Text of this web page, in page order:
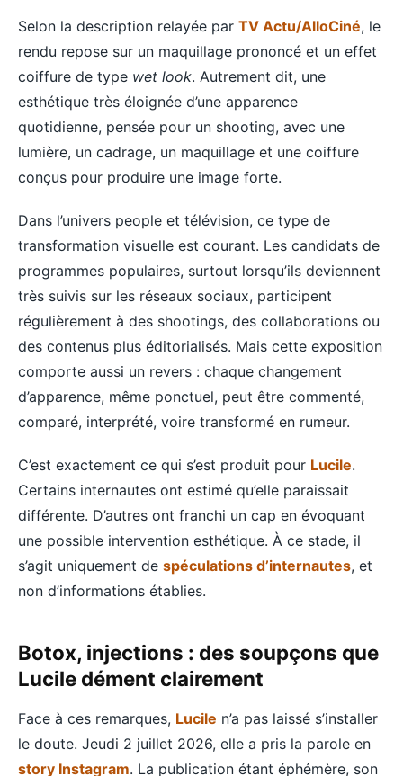
Selon la description relayée par TV Actu/AlloCiné, le
rendu repose sur un maquillage prononcé et un effet
coiffure de type wet look. Autrement dit, une
esthétique très éloignée d’une apparence
quotidienne, pensée pour un shooting, avec une
lumière, un cadrage, un maquillage et une coiffure
conçus pour produire une image forte.
Dans l’univers people et télévision, ce type de
transformation visuelle est courant. Les candidats de
programmes populaires, surtout lorsqu’ils deviennent
très suivis sur les réseaux sociaux, participent
régulièrement à des shootings, des collaborations ou
des contenus plus éditorialisés. Mais cette exposition
comporte aussi un revers : chaque changement
d’apparence, même ponctuel, peut être commenté,
comparé, interprété, voire transformé en rumeur.
C’est exactement ce qui s’est produit pour Lucile.
Certains internautes ont estimé qu’elle paraissait
différente. D’autres ont franchi un cap en évoquant
une possible intervention esthétique. À ce stade, il
s’agit uniquement de spéculations d’internautes, et
non d’informations établies.
Botox, injections : des soupçons que
Lucile dément clairement
Face à ces remarques, Lucile n’a pas laissé s’installer
le doute. Jeudi 2 juillet 2026, elle a pris la parole en
story Instagram. La publication étant éphémère, son